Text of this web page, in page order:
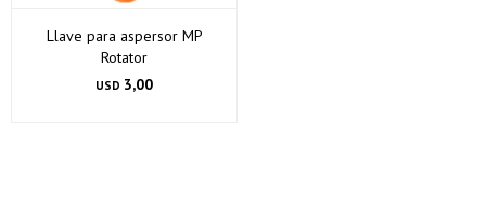
Llave para aspersor MP
Rotator
USD 3,00